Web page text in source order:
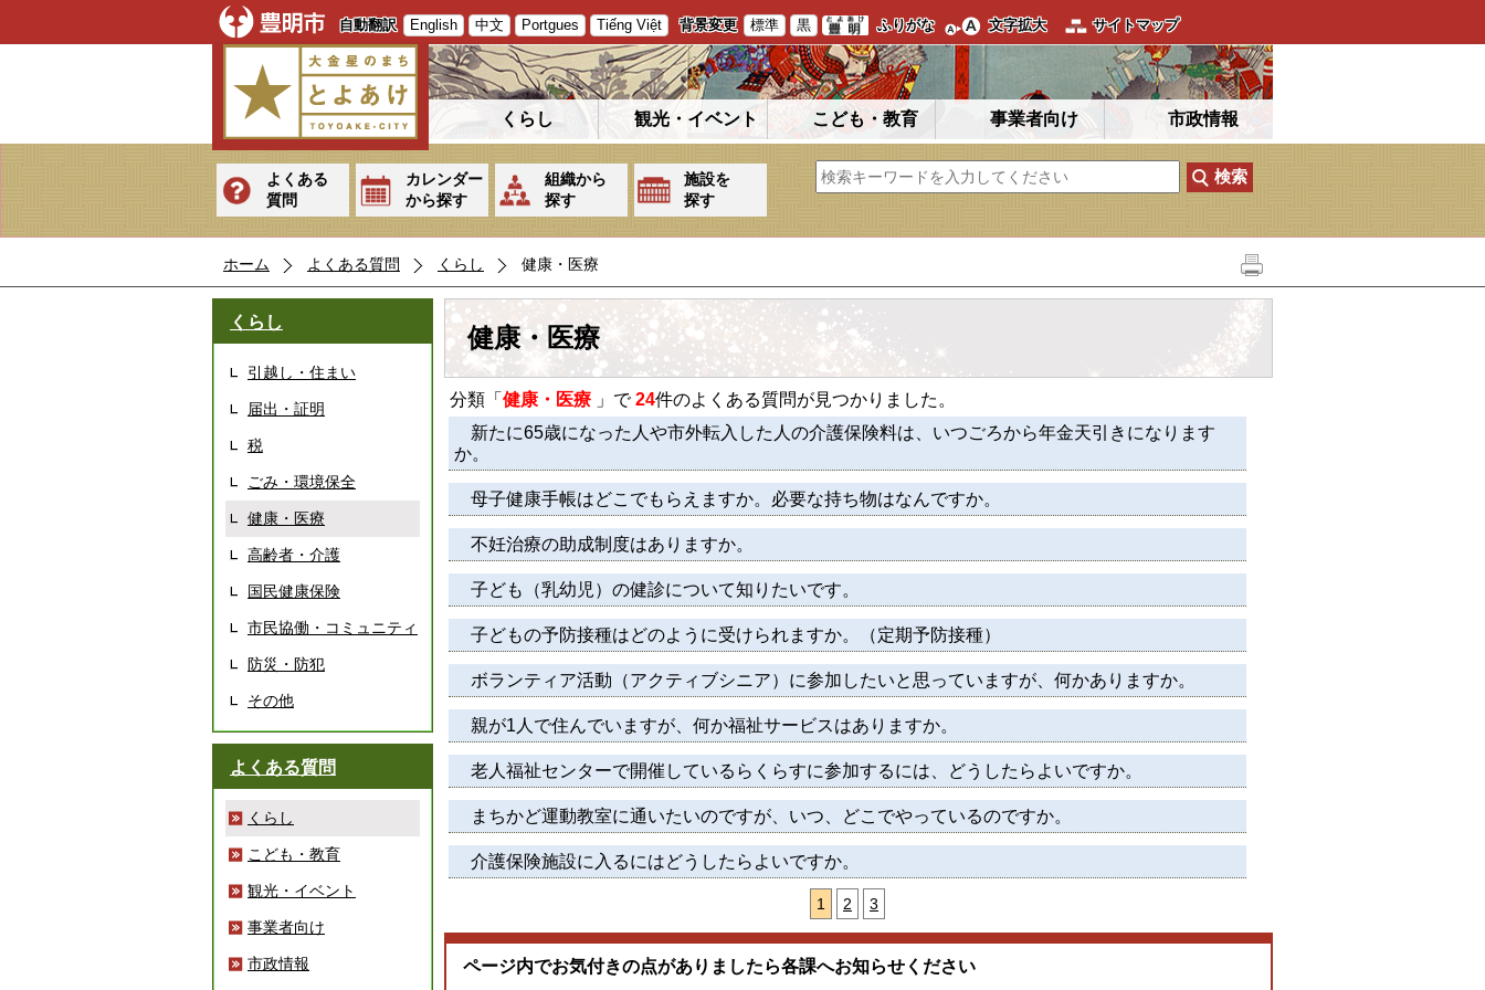
自動翻訳 English 中文 Portgues Tiếng Việt 背景変更 標準 黒 ふりがな 文字拡大 サイトマップ
くらし 観光・イベント こども・教育 事業者向け 市政情報
よくある
質問
カレンダー
から探す
組織から
探す
施設を
探す
ホーム よくある質問 くらし 健康・医療
くらし
引越し・住まい
届出・証明
税
ごみ・環境保全
健康・医療
高齢者・介護
国民健康保険
市民協働・コミュニティ
防災・防犯
その他
よくある質問
くらし
こども・教育
観光・イベント
事業者向け
市政情報
健康・医療
分類「 健康・医療 」で24件のよくある質問が見つかりました。
新たに65歳になった人や市外転入した人の介護保険料は、いつごろから年金天引きになります
か。
母子健康手帳はどこでもらえますか。必要な持ち物はなんですか。
不妊治療の助成制度はありますか。
子ども（乳幼児）の健診について知りたいです。
子どもの予防接種はどのように受けられますか。（定期予防接種）
ボランティア活動（アクティブシニア）に参加したいと思っていますが、何かありますか。
親が1人で住んでいますが、何か福祉サービスはありますか。
老人福祉センターで開催しているらくらすに参加するには、どうしたらよいですか。
まちかど運動教室に通いたいのですが、いつ、どこでやっているのですか。
介護保険施設に入るにはどうしたらよいですか。
1 2 3
ページ内でお気付きの点がありましたら各課へお知らせください